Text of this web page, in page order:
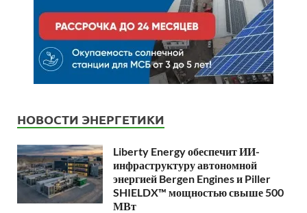
НОВОСТИ ЭНЕРГЕТИКИ
Liberty Energy обеспечит ИИ-
инфраструктуру автономной
энергией Bergen Engines и Piller
SHIELDX™ мощностью свыше 500
МВт